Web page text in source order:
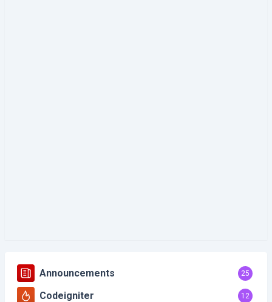
Announcements 25
Codeigniter 12